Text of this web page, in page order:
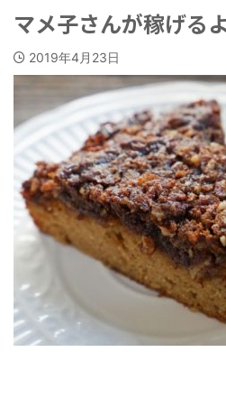
マメ子さんが稼げる
2019年4月23日